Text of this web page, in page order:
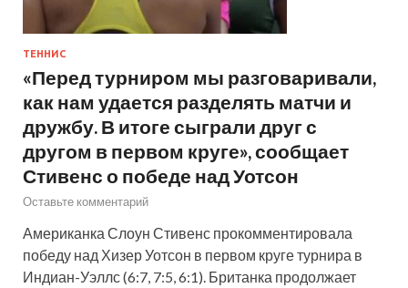
ТЕННИС
«Перед турниром мы разговаривали,
как нам удается разделять матчи и
дружбу. В итоге сыграли друг с
другом в первом круге», сообщает
Стивенс о победе над Уотсон
Оставьте комментарий
Американка Слоун Стивенс прокомментировала
победу над Хизер Уотсон в первом круге турнира в
Индиан-Уэллс (6:7, 7:5, 6:1). Британка продолжает